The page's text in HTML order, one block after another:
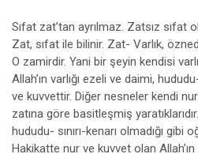
Sıfat zat’tan ayrılmaz. Zatsız sıfat
Zat, sıfat ile bilinir. Zat- Varlık,
O zamirdir. Yani bir şeyin kendisi
Allah’ın varlığı ezeli ve daimi,
ve kuvvettir. Diğer nesneler kendi
zatına göre basitleşmiş
hududu- sınırı-kenarı olmadığı gibi
Hakikatte nur ve kuvvet olan Allah’ın